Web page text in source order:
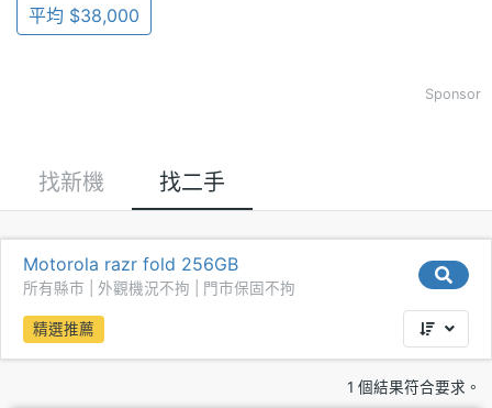
平均 $38,000
Sponsor
找新機 找二手
Motorola razr fold 256GB
所有縣市 | 外觀機況不拘 | 門市保固不拘
精選推薦
1 個結果符合要求。